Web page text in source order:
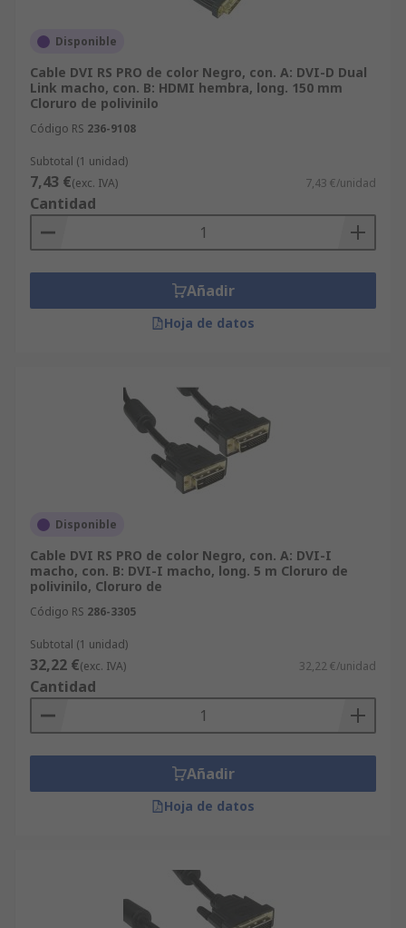
Disponible
Cable DVI RS PRO de color Negro, con. A: DVI-D Dual
Link macho, con. B: HDMI hembra, long. 150 mm
Cloruro de polivinilo
Código RS 236-9108
Subtotal (1 unidad)
7,43 €(exc. IVA) 7,43 €/unidad
Cantidad
Añadir
Hoja de datos
Disponible
Cable DVI RS PRO de color Negro, con. A: DVI-I
macho, con. B: DVI-I macho, long. 5 m Cloruro de
polivinilo, Cloruro de
Código RS 286-3305
Subtotal (1 unidad)
32,22 €(exc. IVA) 32,22 €/unidad
Cantidad
Añadir
Hoja de datos